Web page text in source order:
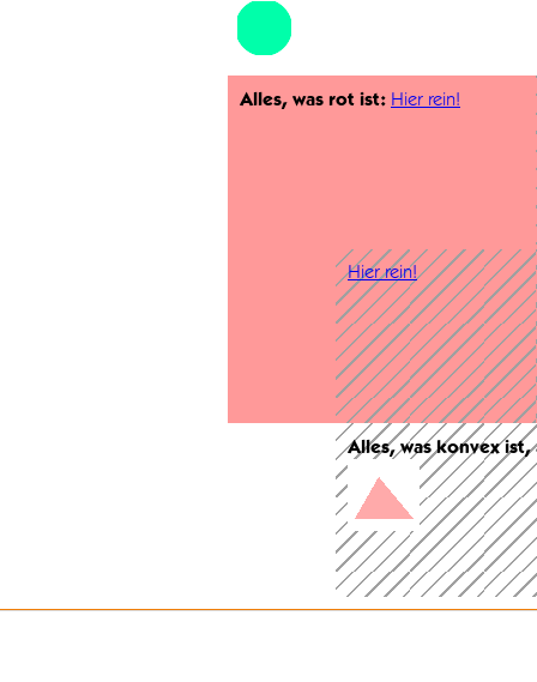
Alles, was rot ist: Hier rein!
Hier rein!
Alles, was konvex